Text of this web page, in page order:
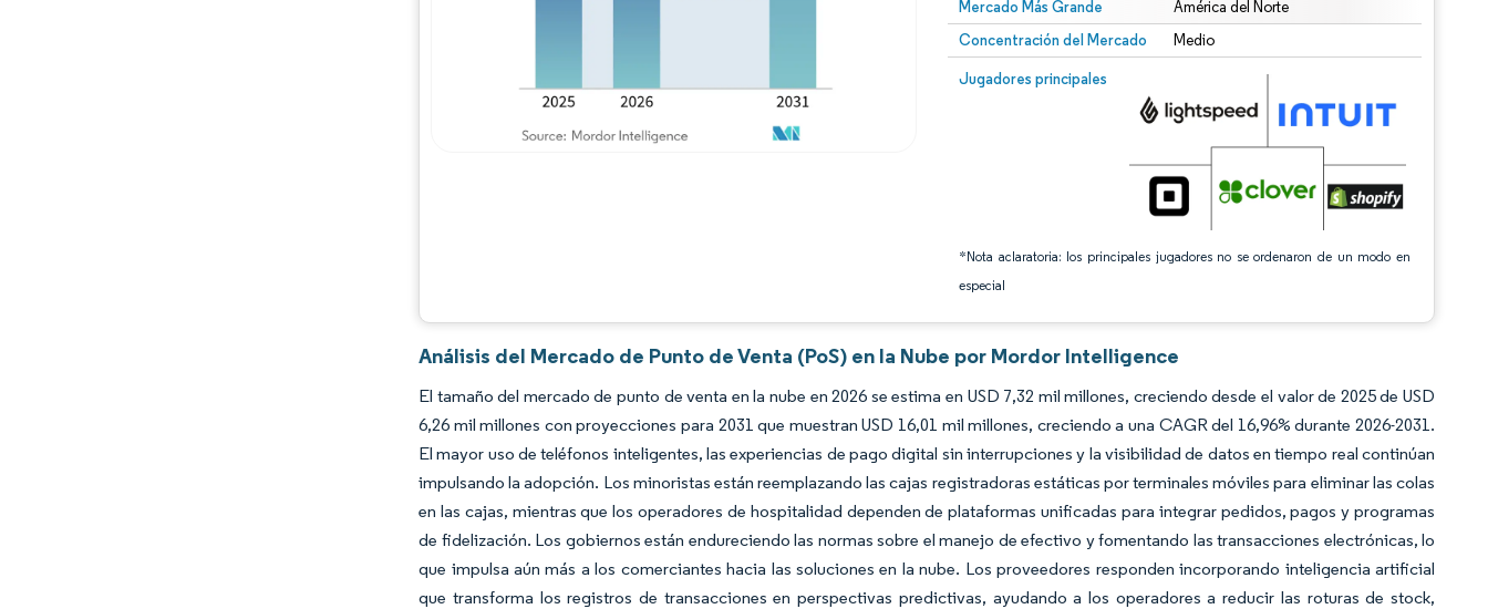
Mercado Más Grande América del Norte
Concentración del Mercado Medio
Jugadores principales
*Nota aclaratoria: los principales jugadores no se ordenaron de un modo en
especial
Imagen © Mordor Intelligence. El uso requiere atribución según CC BY 4.0.
Análisis del Mercado de Punto de Venta (PoS) en la Nube por Mordor Intelligence
El tamaño del mercado de punto de venta en la nube en 2026 se estima en USD 7,32 mil millones, creciendo desde el valor de 2025 de USD
6,26 mil millones con proyecciones para 2031 que muestran USD 16,01 mil millones, creciendo a una CAGR del 16,96% durante 2026-2031.
El mayor uso de teléfonos inteligentes, las experiencias de pago digital sin interrupciones y la visibilidad de datos en tiempo real continúan
impulsando la adopción. Los minoristas están reemplazando las cajas registradoras estáticas por terminales móviles para eliminar las colas
en las cajas, mientras que los operadores de hospitalidad dependen de plataformas unificadas para integrar pedidos, pagos y programas
de fidelización. Los gobiernos están endureciendo las normas sobre el manejo de efectivo y fomentando las transacciones electrónicas, lo
que impulsa aún más a los comerciantes hacia las soluciones en la nube. Los proveedores responden incorporando inteligencia artificial
que transforma los registros de transacciones en perspectivas predictivas, ayudando a los operadores a reducir las roturas de stock,